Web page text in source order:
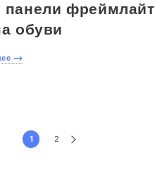
панели фреймлайт
обуви
1 2